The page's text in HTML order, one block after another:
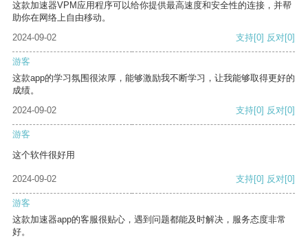
这款加速器VPM应用程序可以给你提供最高速度和安全性的连接，并帮
助你在网络上自由移动。
2024-09-02
支持[0] 反对[0]
游客
这款app的学习氛围很浓厚，能够激励我不断学习，让我能够取得更好的
成绩。
2024-09-02
支持[0] 反对[0]
游客
这个软件很好用
2024-09-02 支持[0] 反对[0]
游客
这款加速器app的客服很贴心，遇到问题都能及时解决，服务态度非常
好。